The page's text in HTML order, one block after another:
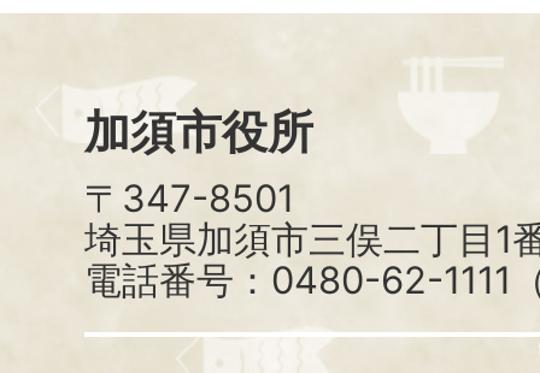
加須市役所
〒347-8501
埼玉県加須市三俣二丁目1
電話番号：0480-62-1111